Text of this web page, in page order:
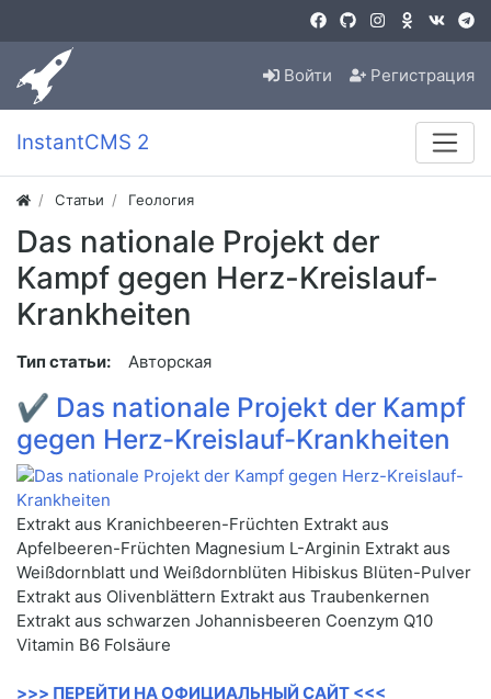
Войти Регистрация
InstantCMS 2
Статьи Геология
Das nationale Projekt der
Kampf gegen Herz-Kreislauf-
Krankheiten
Тип статьи: Авторская
✔ Das nationale Projekt der Kampf
gegen Herz-Kreislauf-Krankheiten
Extrakt aus Kranichbeeren-Früchten Extrakt aus
Apfelbeeren-Früchten Magnesium L-Arginin Extrakt aus
Weißdornblatt und Weißdornblüten Hibiskus Blüten-Pulver
Extrakt aus Olivenblättern Extrakt aus Traubenkernen
Extrakt aus schwarzen Johannisbeeren Coenzym Q10
Vitamin B6 Folsäure
>>> ПЕРЕЙТИ НА ОФИЦИАЛЬНЫЙ САЙТ <<<